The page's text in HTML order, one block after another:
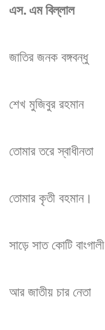
এস. এম বিল্লাল
জাতির জনক বঙ্গবন্ধু
শেখ মুজিবুর রহমান
তোমার তরে স্বাধীনতা
তোমার কৃতী বহমান।
সাড়ে সাত কোটি বাংগালী
আর জাতীয় চার নেতা